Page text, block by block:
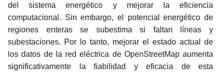
del sistema energético y mejorar la eficiencia
computacional. Sin embargo, el potencial energético de
regiones enteras se subestima si faltan líneas y
subestaciones. Por lo tanto, mejorar el estado actual de
los datos de la red eléctrica de OpenStreetMap aumenta
significativamente la fiabilidad y eficacia de esta